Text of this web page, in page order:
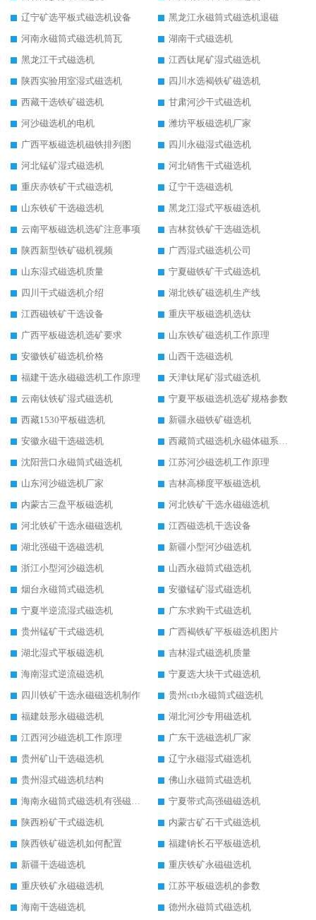
辽宁矿选平板式磁选机设备
黑龙江永磁筒式磁选机退磁
河南永磁筒式磁选机筒瓦
湖南干式磁选机
黑龙江干式磁选机
江西钛尾矿湿式磁选机
陕西实验用室湿式磁选机
四川水选褐铁矿磁选机
西藏干选铁矿磁选机
甘肃河沙干式磁选机
河沙磁选机的电机
潍坊平板磁选机厂家
广西平板磁选机磁铁排列图
四川永磁湿式磁选机
河北锰矿湿式磁选机
河北销售干式磁选机
重庆赤铁矿干式磁选机
辽宁干选磁选机
山东铁矿干选磁选机
黑龙江湿式平板磁选机
云南平板磁选机选矿注意事项
吉林贫铁矿干选磁选机
陕西新型铁矿磁机视频
广西湿式磁选机公司
山东湿式磁选机质量
宁夏磁铁矿干式磁选机
四川干式磁选机介绍
湖北铁矿磁选机生产线
江西磁铁矿干选设备
重庆平板磁选机选钛
广西平板磁选机选矿要求
山东铁矿磁选机工作原理
安徽铁矿磁选机价格
山西干选磁选机
福建干选永磁磁选机工作原理
天津钛尾矿湿式磁选机
云南钛铁矿湿式磁选机
宁夏平板磁选机选矿规格参数
西藏1530平板磁选机
新疆永磁铁矿磁选机
安徽永磁干选磁选机
西藏筒式磁选机永磁体磁系设计
沈阳营口永磁筒式磁选机
江苏河沙磁选机工作原理
山东河沙磁选机厂家
吉林高梯度平板磁选机
内蒙古三盘平板磁选机
河北铁矿干选永磁磁选机
河北铁矿干选永磁磁选机
江西磁选机干选设备
湖北强磁干选磁选机
新疆小型河沙磁选机
浙江小型河沙磁选机
山西永磁筒式磁选机
烟台永磁筒式磁选机
安徽锰矿湿式磁选机
宁夏半逆流湿式磁选机
广东求购干式磁选机
贵州锰矿干式磁选机
广西褐铁矿平板磁选机图片
湖北湿式平板磁选机
吉林湿式磁选机质量
海南湿式逆流磁选机
宁夏选大块干式磁选机
四川铁矿干选永磁磁选机制作
贵州ctb永磁筒式磁选机
福建鼓形永磁磁选机
湖北河沙专用磁选机
江西河沙磁选机工作原理
广东干选磁选机厂家
贵州矿山干选磁选机
辽宁永磁湿式磁选机
贵州湿式磁选机结构
佛山永磁筒式磁选机
海南永磁筒式磁选机有强磁的吗
宁夏带式高强磁磁选机
陕西粉矿干式磁选机
内蒙古矿石干式磁选机
陕西铁矿磁选机如何配置
福建钠长石平板磁选机
新疆干选磁选机
重庆铁矿永磁磁选机
重庆铁矿永磁磁选机
江苏平板磁选机的参数
海南干选磁选机
德州永磁筒式磁选机